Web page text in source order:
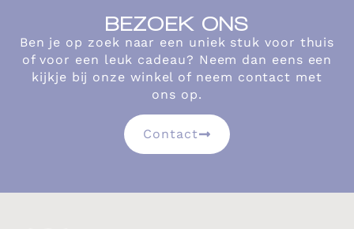
BEZOEK ONS
Ben je op zoek naar een uniek stuk voor thuis
of voor een leuk cadeau? Neem dan eens een
kijkje bij onze winkel of neem contact met
ons op.
Contact